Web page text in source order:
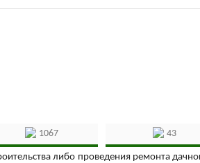
1067 43
либо проведения ремонта